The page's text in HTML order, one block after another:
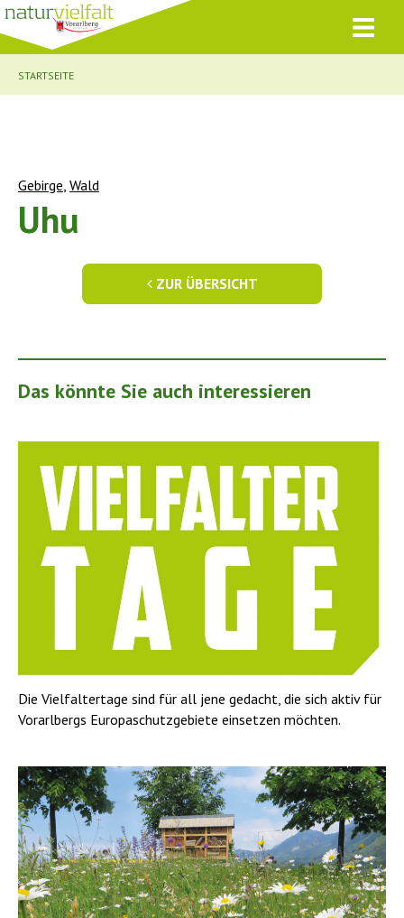
STARTSEITE
Gebirge, Wald
Uhu
ZUR ÜBERSICHT
Das könnte Sie auch interessieren
Die Vielfaltertage sind für all jene gedacht, die sich aktiv für
Vorarlbergs Europaschutzgebiete einsetzen möchten.